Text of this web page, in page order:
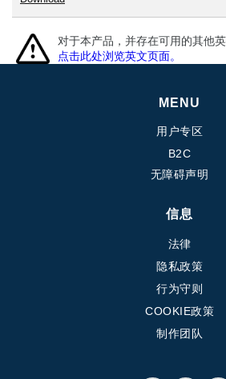
对于本产品，并存在可用的其他英
点击此处浏览英文页面。
MENU
用户专区
B2C
无障碍声明
信息
法律
隐私政策
行为守则
COOKIE政策
制作团队